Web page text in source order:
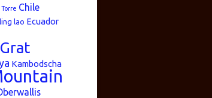
Torre Chile
lao Ecuador
Grat
Kambodscha